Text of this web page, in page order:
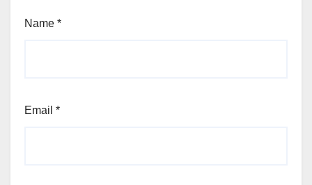
Name *
Email *